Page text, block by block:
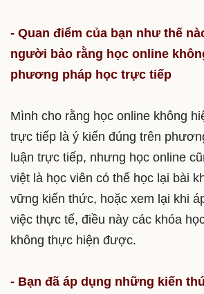
- Quan điểm của bạn như thế
người bảo rằng học online
phương pháp học trực tiếp
Mình cho rằng học online không
trực tiếp là ý kiến đúng trên
luận trực tiếp, nhưng học online
việt là học viên có thể học lại bài
vững kiến thức, hoặc xem lại khi
việc thực tế, điều này các khóa
không thực hiện được.
- Bạn đã áp dụng những kiến